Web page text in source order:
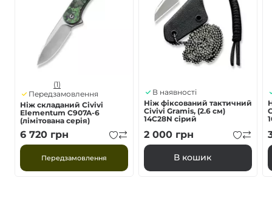
(1)
Передзамовлення
Ніж складаний Civivi
Elementum C907A-6
(лімітована серія)
6 720 грн
Передзамовлення
В наявності
Ніж фіксований тактичний
Civivi Gramis, (2.6 см)
14C28N сірий
2 000 грн
В кошик